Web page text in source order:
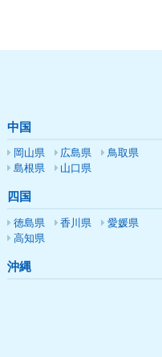
中国
岡山県 広島県
鳥取県
島根県
山口県
四国
徳島県 香川県
愛媛県
高知県
沖縄